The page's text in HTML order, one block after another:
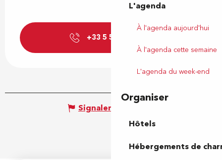
L'agenda
À l'agenda aujourd'hui
À l'agenda cette semaine
L'agenda du week-end
Organiser
Hôtels
Hébergements de
+33 5 59 27 27
Signaler une erreur